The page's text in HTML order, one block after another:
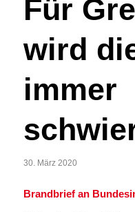
Für
wird
immer
30. März 2020
Brandbrief an